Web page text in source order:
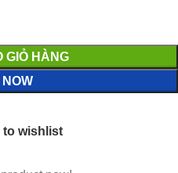
GIỎ HÀNG
NOW
to wishlist